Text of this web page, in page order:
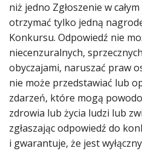
niż jedno Zgłoszenie w
otrzymać tylko jedną
Konkursu. Odpowiedź nie
niecenzuralnych,
obyczajami, naruszać praw
nie może przedstawiać lub
zdarzeń, które mogą
zdrowia lub życia ludzi lub
zgłaszając odpowiedź do
i gwarantuje, że jest